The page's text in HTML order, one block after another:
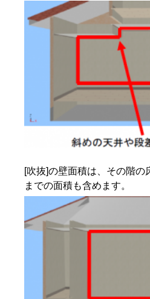
[吹抜]の壁面積は、その階
までの面積も含めます。